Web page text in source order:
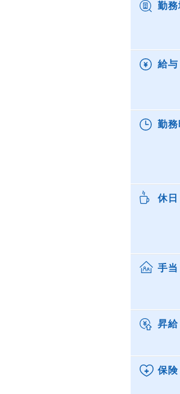
勤務
給与
勤務
休日
手当
昇給
保険